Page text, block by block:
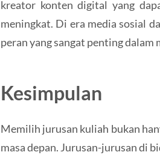
kreator konten digital yang
meningkat. Di era media sosial
peran yang sangat penting
Kesimpulan
Memilih jurusan kuliah bukan
masa depan. Jurusan-jurusan di